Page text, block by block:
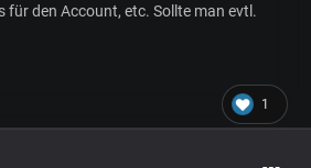
für den Account, etc. Sollte man evtl.
1